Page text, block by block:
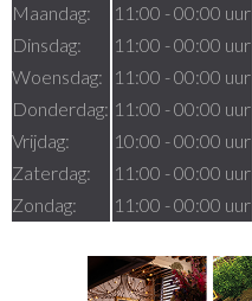
Maandag:
Dinsdag:
Woensdag:
Donderdag:
Vrijdag:
Zaterdag:
Zondag:
11:00 - 00:00 uur
11:00 - 00:00 uur
11:00 - 00:00 uur
11:00 - 00:00 uur
10:00 - 00:00 uur
11:00 - 00:00 uur
11:00 - 00:00 uur